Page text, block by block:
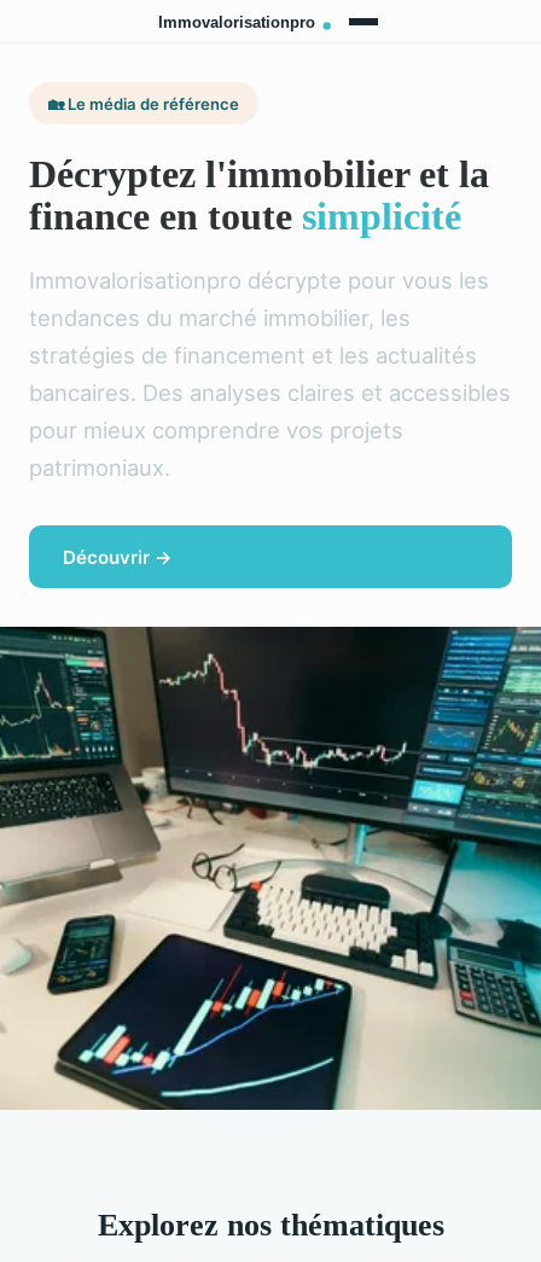
🏡 Le média de référence
Décryptez l'immobilier et la
finance en toute simplicité
Immovalorisationpro décrypte pour vous les
tendances du marché immobilier, les
stratégies de financement et les actualités
bancaires. Des analyses claires et accessibles
pour mieux comprendre vos projets
patrimoniaux.
Découvrir →
Explorez nos thématiques